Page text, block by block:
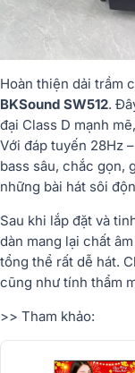
Hoàn thiện dải trầm
BKSound SW512.
đại Class D mạnh
Với đáp tuyến 28Hz
bass sâu, chắc gọn,
những bài hát sôi
Sau khi lắp đặt và
dàn mang lại chất
tổng thể rất dễ hát.
cũng như tính thẩm
>> Tham khảo: